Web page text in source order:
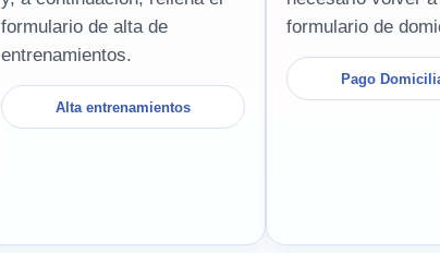
formulario de alta de
entrenamientos.
Alta entrenamientos
formulario de
Pago